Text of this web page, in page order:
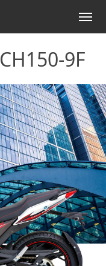
9F